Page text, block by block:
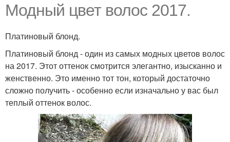
Модный цвет волос 2017.
Платиновый блонд.
Платиновый блонд - один из самых модных цветов волос
на 2017. Этот оттенок смотрится элегантно, изысканно и
женственно. Это именно тот тон, который достаточно
сложно получить - особенно если изначально у вас был
теплый оттенок волос.